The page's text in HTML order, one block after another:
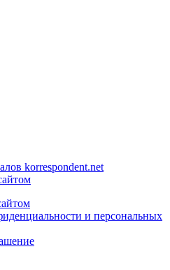
korrespondent.net
и персональных